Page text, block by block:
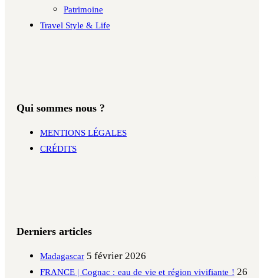
Patrimoine
Travel Style & Life
Qui sommes nous ?
MENTIONS LÉGALES
CRÉDITS
Derniers articles
Madagascar 5 février 2026
FRANCE | Cognac : eau de vie et région vivifiante ! 26